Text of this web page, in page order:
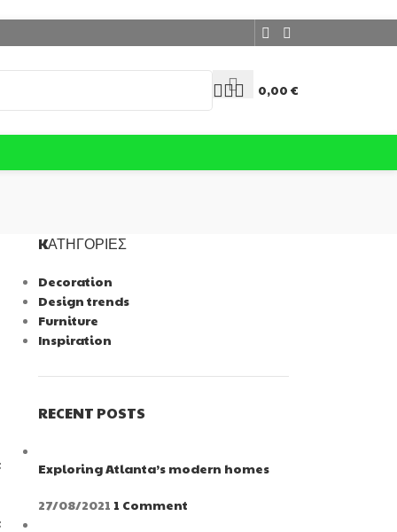
0,00 €
KΑΤΗΓΟΡΊΕΣ
Decoration
Design trends
Furniture
Inspiration
RECENT POSTS
Exploring Atlanta’s modern homes
27/08/2021 1 Comment